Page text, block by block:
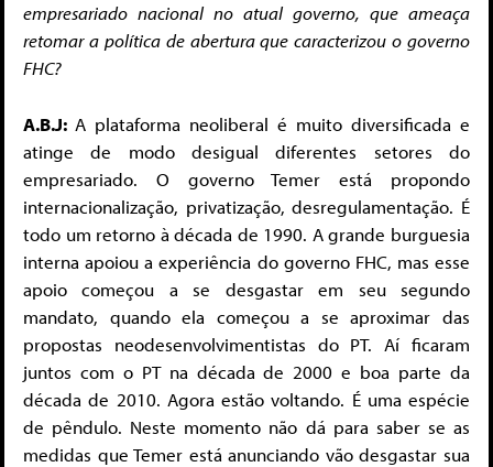
empresariado nacional no atual governo, que ameaça
retomar a política de abertura que caracterizou o governo
FHC?
A.B.J: A plataforma neoliberal é muito diversificada e
atinge de modo desigual diferentes setores do
empresariado. O governo Temer está propondo
internacionalização, privatização, desregulamentação. É
todo um retorno à década de 1990. A grande burguesia
interna apoiou a experiência do governo FHC, mas esse
apoio começou a se desgastar em seu segundo
mandato, quando ela começou a se aproximar das
propostas neodesenvolvimentistas do PT. Aí ficaram
juntos com o PT na década de 2000 e boa parte da
década de 2010. Agora estão voltando. É uma espécie
de pêndulo. Neste momento não dá para saber se as
medidas que Temer está anunciando vão desgastar sua